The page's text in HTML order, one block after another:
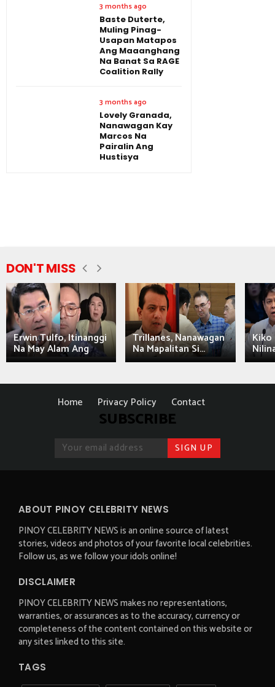
3 months ago
Baste Duterte,
Muling Pinag-
Usapan Matapos
Ang Maaanghang
Na Banat Sa RAGE
Coalition Rally
3 months ago
Lovely Granada,
Nanawagan Kay
Marcos Na
Pairalin Ang
Hustisya
DON'T MISS
Erwin Tulfo, Itinanggi
Na May Alam Ang
Trillanes, Nanawagan
Na Mapalitan Si...
Kiko
Home Privacy Policy Contact
SUBSCRIBE
ABOUT PINOY CELEBRITY NEWS
PINOY CELEBRITY NEWS is an online source of latest
stories, videos and photos of your favorite local celebrities.
Follow us, as we follow your idols online!
DISCLAIMER
PINOY CELEBRITY NEWS makes no representations,
warranties, or assurances as to the accuracy, currency or
completeness of the content contained on this website or
any sites linked to this site.
TAGS